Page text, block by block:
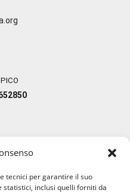
tecnici per garantire il suo
inclusi quelli forniti da